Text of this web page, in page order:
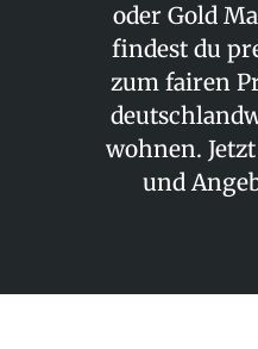
oder Gold
findest du
zum fairen
wohnen. Jetzt
und